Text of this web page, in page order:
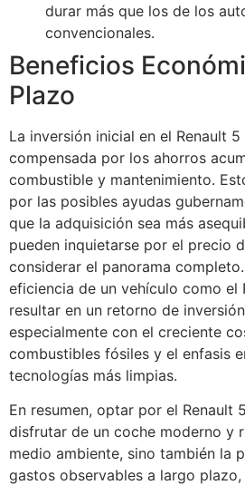
durar más que los de los
convencionales.
Beneficios
Plazo
La inversión inicial en el Renault
compensada por los ahorros
combustible y mantenimiento.
por las posibles ayudas
que la adquisición sea más
pueden inquietarse por el precio
considerar el panorama
eficiencia de un vehículo como el
resultar en un retorno de
especialmente con el creciente
combustibles fósiles y el enfasis
tecnologías más limpias.
En resumen, optar por el Renault
disfrutar de un coche moderno y
medio ambiente, sino también la
gastos observables a largo